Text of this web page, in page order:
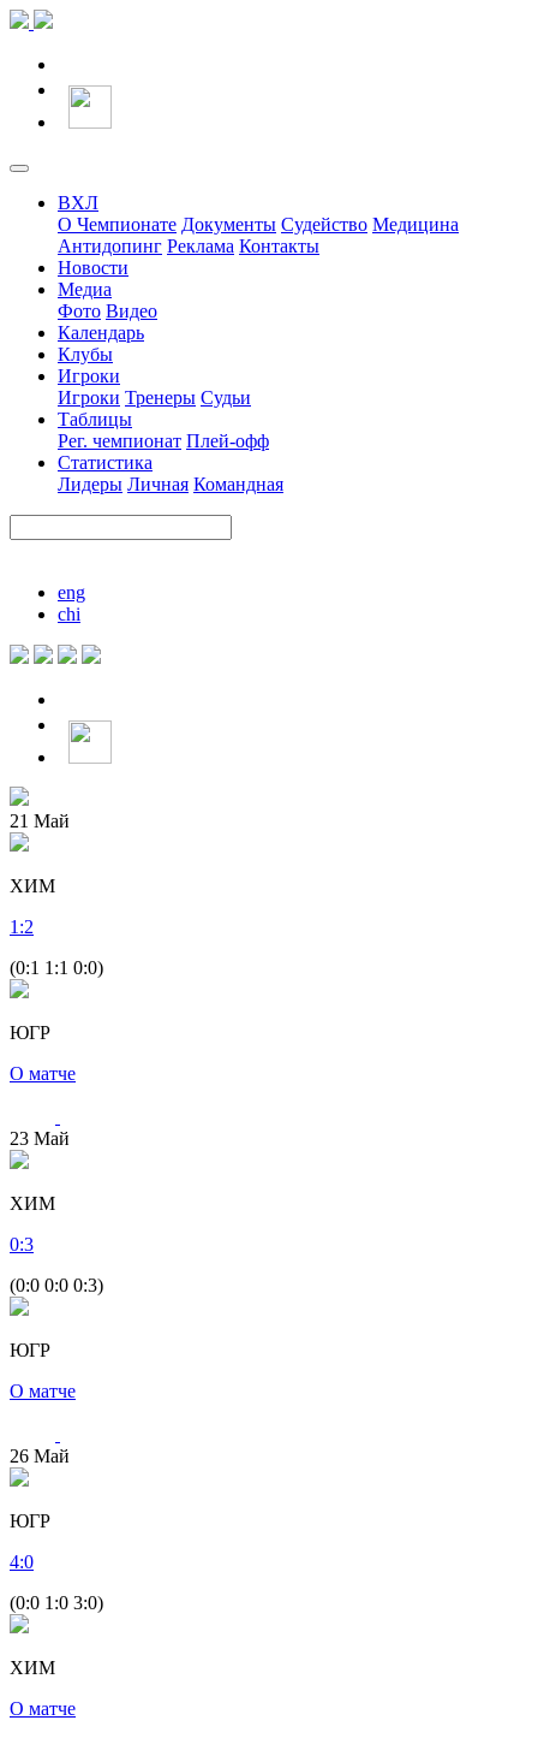
ВХЛ
О Чемпионате Документы Судейство Медицина
Антидопинг Реклама Контакты
Новости
Медиа
Фото Видео
Календарь
Клубы
Игроки
Игроки Тренеры Судьи
Таблицы
Рег. чемпионат Плей-офф
Статистика
Лидеры Личная Командная
eng
chi
21 Май
ХИМ
1 :2
(0:1 1:1 0:0)
ЮГР
О матче
23 Май
ХИМ
0:3
(0:0 0:0 0:3)
ЮГР
О матче
26 Май
ЮГР
4:0
(0:0 1:0 3:0)
ХИМ
О матче